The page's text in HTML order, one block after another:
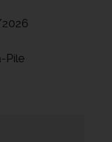
Pile